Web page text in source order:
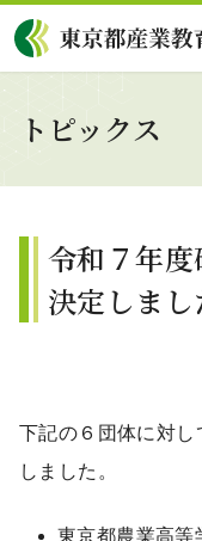
メ
イ
ン
コ
ン
グローバルメニューに
トピックス
令和７年
決定しまし
下記の６団体に対
しました。
東京都農業高等